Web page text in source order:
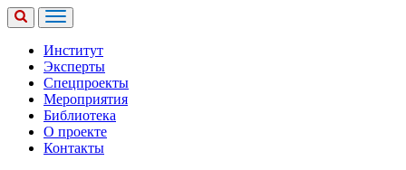
Институт
Эксперты
Спецпроекты
Мероприятия
Библиотека
О проекте
Контакты